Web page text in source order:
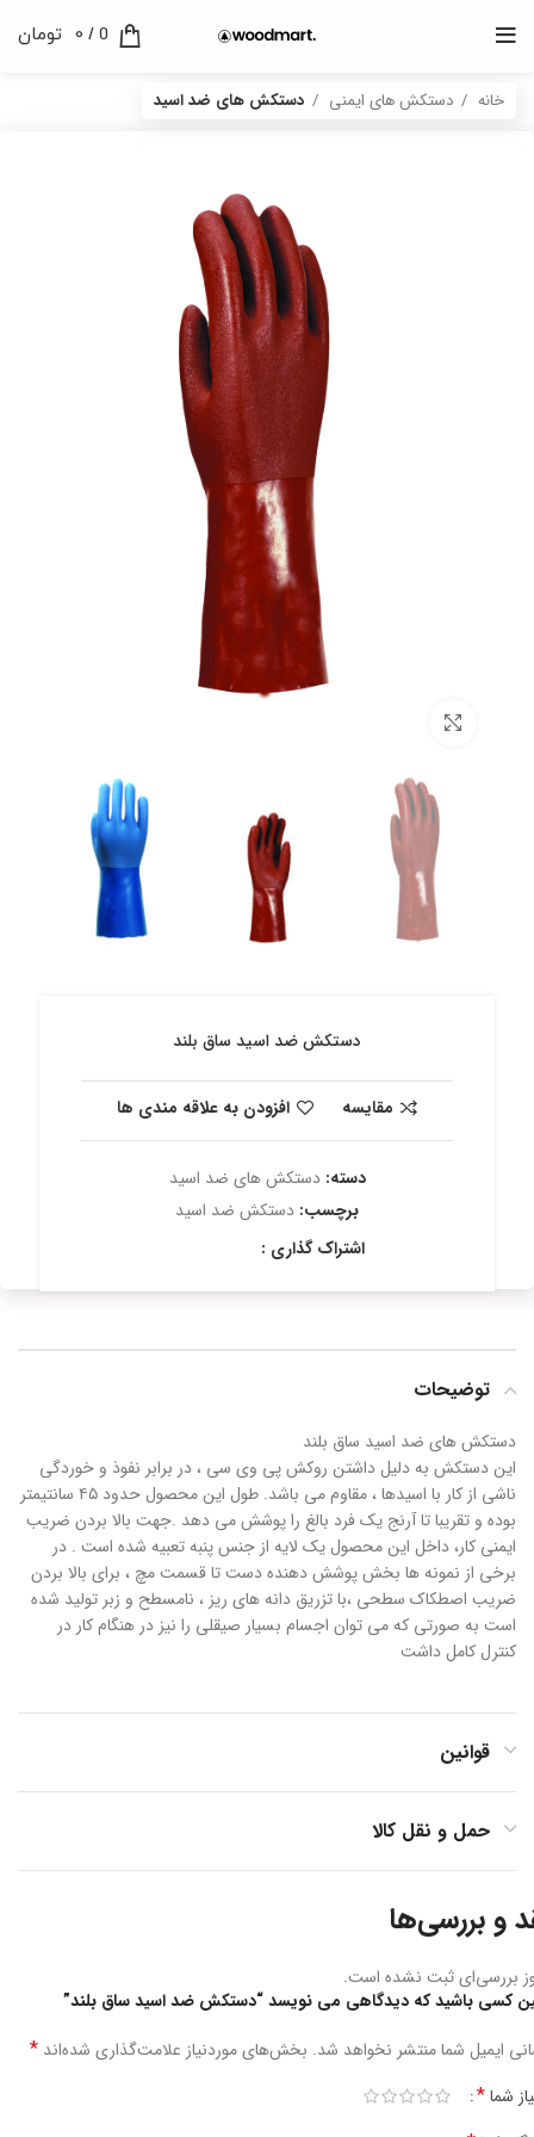
0
/
0 تومان
خانه دستکش های ایمنی دستکش های ضد اسید
دستکش ضد اسید ساق بلند
مقایسه افزودن به علاقه مندی ها
دسته: دستکش های ضد اسید
برچسب: دستکش ضد اسید
اشتراک گذاری :
توضیحات
دستکش های ضد اسید ساق بلند
این دستکش به دلیل داشتن روکش پی وی سی ، در برابر نفوذ و خوردگی
ناشی از کار با اسیدها ، مقاوم می باشد. طول این محصول حدود ۴۵ سانتیمتر
بوده و تقریبا تا آرنج یک فرد بالغ را پوشش می دهد .جهت بالا بردن ضریب
ایمنی کار، داخل این محصول یک لایه از جنس پنبه تعبیه شده است . در
برخی از نمونه ها بخش پوشش دهنده دست تا قسمت مچ ، برای بالا بردن
ضریب اصطکاک سطحی ،با تزریق دانه های ریز ، نامسطح و زبر تولید شده
است به صورتی که می توان اجسام بسیار صیقلی را نیز در هنگام کار در
کنترل کامل داشت
قوانین
حمل و نقل کالا
و بررسی‌ها
بررسی‌ای ثبت نشده است.
کسی باشید که دیدگاهی می نویسد “دستکش ضد اسید ساق بلند”
ایمیل شما منتشر نخواهد شد. بخش‌های موردنیاز علامت‌گذاری شده‌اند *
شما*